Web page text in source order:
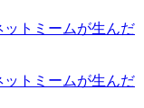
ットミームが生んだ
ットミームが生んだ